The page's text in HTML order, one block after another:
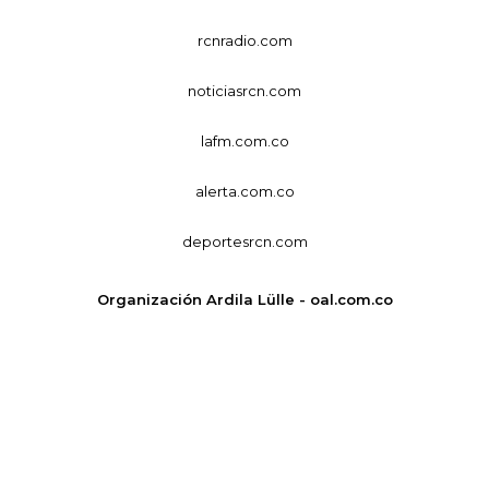
rcnradio.com
noticiasrcn.com
lafm.com.co
alerta.com.co
deportesrcn.com
Organización Ardila Lülle - oal.com.co